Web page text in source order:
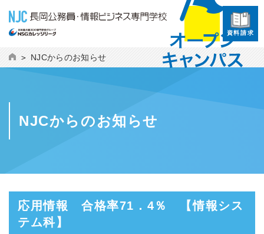
資料請求
NJCからのお知らせ
NJCからのお知らせ
応用情報 合格率71．4％ 【情報シス
テム科】